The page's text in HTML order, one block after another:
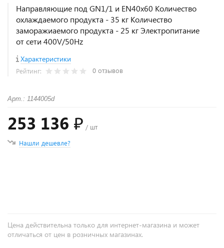
Направляющие под GN1/1 и EN40x60 Количество
охлаждаемого продукта - 35 кг Количество
заморажиаемого продукта - 25 кг Электропитание
от сети 400V/50Hz
Характеристики
Рейтинг: 0 отзывов
Арт.: 1144005d
253 136 ₽ / шт
Нашли дешевле?
Цена действительна только для интернет-магазина и может
отличаться от цен в розничных магазинах.